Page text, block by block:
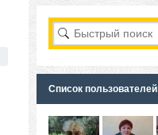
Список пользователей